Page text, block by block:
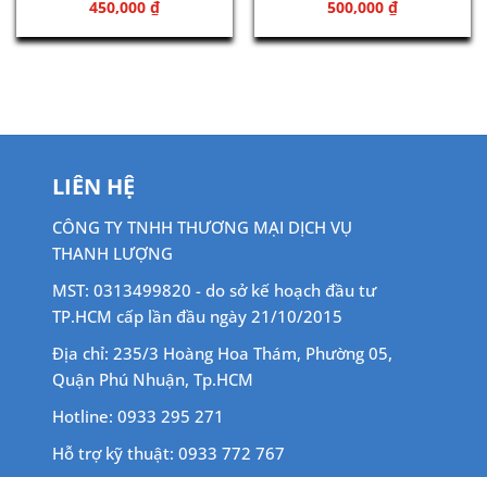
051
450,000 ₫
500,000 ₫
LIÊN HỆ
CÔNG TY TNHH THƯƠNG MẠI DỊCH VỤ
THANH LƯỢNG
MST: 0313499820 - do sở kế hoạch đầu tư
TP.HCM cấp lần đầu ngày 21/10/2015
Địa chỉ: 235/3 Hoàng Hoa Thám, Phường 05,
Quận Phú Nhuận, Tp.HCM
Hotline: 0933 295 271
Hỗ trợ kỹ thuật: 0933 772 767